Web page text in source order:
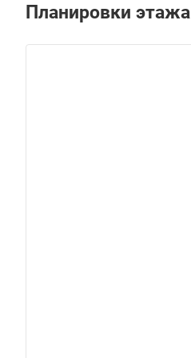
Планировки этажа